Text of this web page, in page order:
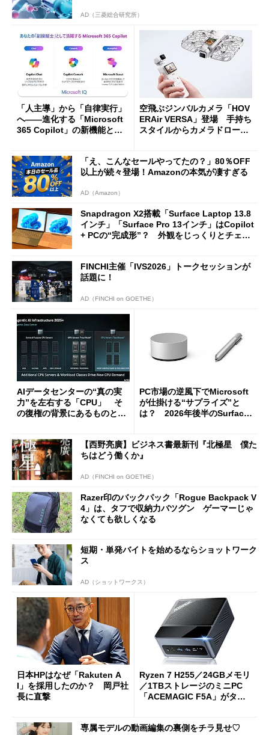
AD（三菱総合研究所）
「人主導」から「自律実行」
へ――進化する「Microsoft
365 Copilot」の新機能とエ
空飛ぶジンバルカメラ「HOV
ERAir VERSA」登場 手持ち
スタイルからカメラドローン
「え、こんなセールやってたの？」80％OFF
以上が続々登場！Amazonの本気が凄すぎる
AD（Amazon）
Snapdragon X2搭載「Surface Laptop 13.8
インチ」「Surface Pro 13インチ」はCopilot
+ PCの“完成形”？ 外観をじっくりとチェッ
FINCHI主催「IVS2026」トークセッションが
話題に！
AD（FINCHI on GOETHE）
AIデータセンターの“真の実
力”を左右する「CPU」 そ
の復権の背景にあるものと
PC市場の逆風下でMicrosoft
が仕掛ける“サプライズ”と
は？ 2026年後半のSurface
【西野亮廣】ビジネス書最新刊『北極星 僕た
ちはどう働くか』
AD（FINCHI on GOETHE）
Razer印のバックパック「Rogue Backpack V
4」は、タフで収納力バツグン ゲーマーじゃ
なくても欲しくなる
短期・単発バイトを始めるならショットワーク
ス
AD（ショットワークス）
日本HPはなぜ「Rakuten A
I」を採用したのか？ 岡戸社
長に直撃
Ryzen 7 H255／24GBメモリ
／1TBストレージのミニPC
「ACEMAGIC F5A」がタイ
専属モデルの動画編集の裏側をチラ見せ♡